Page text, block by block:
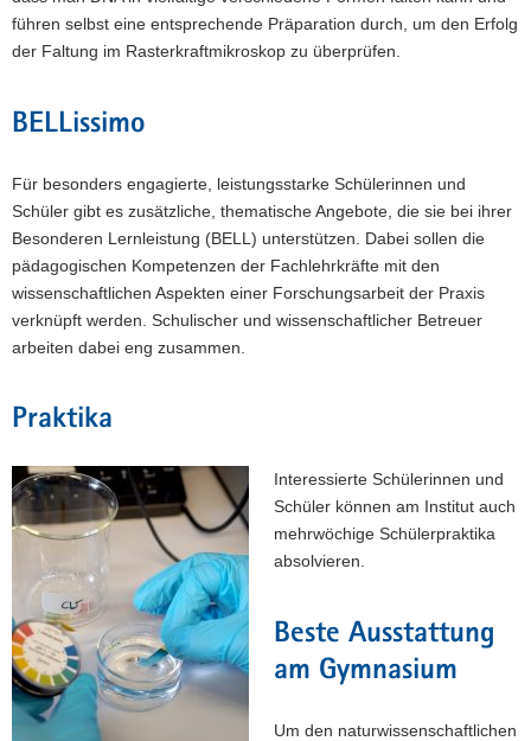
führen selbst eine entsprechende Präparation durch, um den Erfolg
der Faltung im Rasterkraftmikroskop zu überprüfen.
BELLissimo
Für besonders engagierte, leistungsstarke Schülerinnen und
Schüler gibt es zusätzliche, thematische Angebote, die sie bei ihrer
Besonderen Lernleistung (BELL) unterstützen. Dabei sollen die
pädagogischen Kompetenzen der Fachlehrkräfte mit den
wissenschaftlichen Aspekten einer Forschungsarbeit der Praxis
verknüpft werden. Schulischer und wissenschaftlicher Betreuer
arbeiten dabei eng zusammen.
Praktika
Interessierte Schülerinnen und
Schüler können am Institut auch
mehrwöchige Schülerpraktika
absolvieren.
Beste Ausstattung
am Gymnasium
Um den naturwissenschaftlichen